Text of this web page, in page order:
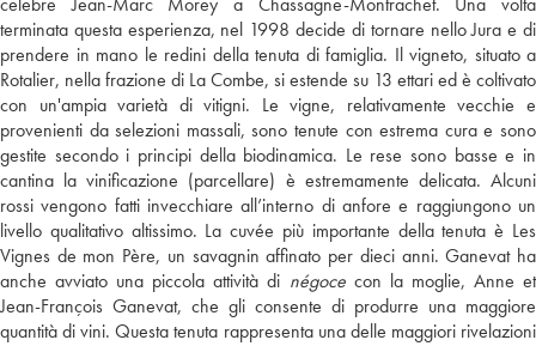
terminata questa esperienza, nel 1998 decide di tornare nello Jura e di
prendere in mano le redini della tenuta di famiglia. Il vigneto, situato a
Rotalier, nella frazione di La Combe, si estende su 13 ettari ed è coltivato
con un'ampia varietà di vitigni. Le vigne, relativamente vecchie e
provenienti da selezioni massali, sono tenute con estrema cura e sono
gestite secondo i principi della biodinamica. Le rese sono basse e in
cantina la vinificazione (parcellare) è estremamente delicata. Alcuni
rossi vengono fatti invecchiare all’interno di anfore e raggiungono un
livello qualitativo altissimo. La cuvée più importante della tenuta è Les
Vignes de mon Père, un savagnin affinato per dieci anni. Ganevat ha
anche avviato una piccola attività di négocecon la moglie, Anne et
Jean-François Ganevat, che gli consente di produrre una maggiore
quantità di vini. Questa tenuta rappresenta una delle maggiori rivelazioni